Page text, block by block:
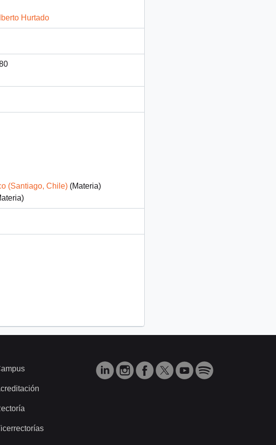
Hurtado
(Santiago, Chile)(Materia)